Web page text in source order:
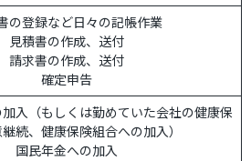
の登録など日々の記帳作業
見積書の作成、送付
請求書の作成、送付
確定申告
入（もしくは勤めていた会社の健康保
続、健康保険組合への加入）
国民年金への加入